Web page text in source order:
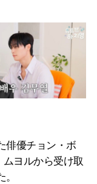
俳優チョン・ボ
ムヨルから受け取